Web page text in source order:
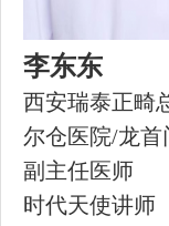
李东东
西安瑞泰正畸
尔仓医院/龙
副主任医师
时代天使讲师